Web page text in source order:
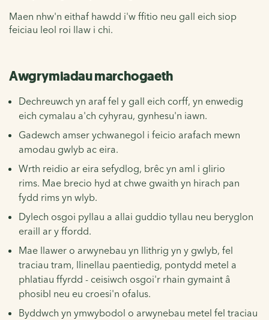
Maen nhw'n eithaf hawdd i'w ffitio neu gall eich siop
feiciau leol roi llaw i chi.
Awgrymiadau marchogaeth
Dechreuwch yn araf fel y gall eich corff, yn enwedig
eich cymalau a'ch cyhyrau, gynhesu'n iawn.
Gadewch amser ychwanegol i feicio arafach mewn
amodau gwlyb ac eira.
Wrth reidio ar eira sefydlog, brêc yn aml i glirio
rims. Mae brecio hyd at chwe gwaith yn hirach pan
fydd rims yn wlyb.
Dylech osgoi pyllau a allai guddio tyllau neu beryglon
eraill ar y ffordd.
Mae llawer o arwynebau yn llithrig yn y gwlyb, fel
traciau tram, llinellau paentiedig, pontydd metel a
phlatiau ffyrdd - ceisiwch osgoi'r rhain gymaint â
phosibl neu eu croesi'n ofalus.
Byddwch yn ymwybodol o arwynebau metel fel traciau